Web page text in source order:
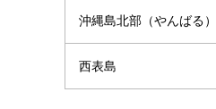
沖縄島北部（やんばる）
西表島